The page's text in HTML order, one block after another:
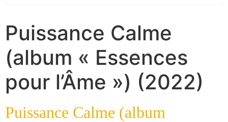
Puissance Calme
(album « Essences
pour l’Âme ») (2022)
Puissance Calme (album